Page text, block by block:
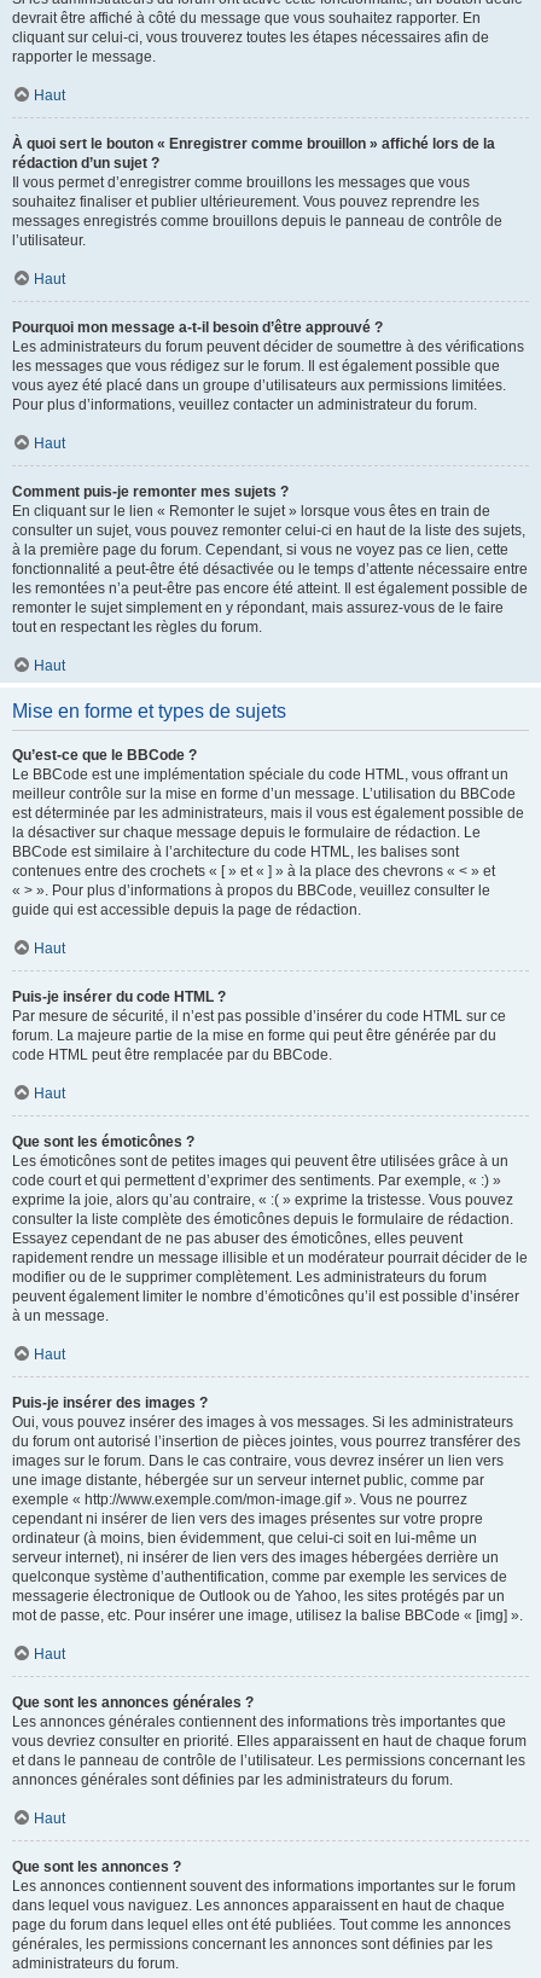
devrait être affiché à côté du message que vous souhaitez rapporter. En
cliquant sur celui-ci, vous trouverez toutes les étapes nécessaires afin de
rapporter le message.
Haut
À quoi sert le bouton « Enregistrer comme brouillon » affiché lors de la
rédaction d’un sujet ?
Il vous permet d’enregistrer comme brouillons les messages que vous
souhaitez finaliser et publier ultérieurement. Vous pouvez reprendre les
messages enregistrés comme brouillons depuis le panneau de contrôle de
l’utilisateur.
Haut
Pourquoi mon message a-t-il besoin d’être approuvé ?
Les administrateurs du forum peuvent décider de soumettre à des vérifications
les messages que vous rédigez sur le forum. Il est également possible que
vous ayez été placé dans un groupe d’utilisateurs aux permissions limitées.
Pour plus d’informations, veuillez contacter un administrateur du forum.
Haut
Comment puis-je remonter mes sujets ?
En cliquant sur le lien « Remonter le sujet » lorsque vous êtes en train de
consulter un sujet, vous pouvez remonter celui-ci en haut de la liste des sujets,
à la première page du forum. Cependant, si vous ne voyez pas ce lien, cette
fonctionnalité a peut-être été désactivée ou le temps d’attente nécessaire entre
les remontées n’a peut-être pas encore été atteint. Il est également possible de
remonter le sujet simplement en y répondant, mais assurez-vous de le faire
tout en respectant les règles du forum.
Haut
Mise en forme et types de sujets
Qu’est-ce que le BBCode ?
Le BBCode est une implémentation spéciale du code HTML, vous offrant un
meilleur contrôle sur la mise en forme d’un message. L’utilisation du BBCode
est déterminée par les administrateurs, mais il vous est également possible de
la désactiver sur chaque message depuis le formulaire de rédaction. Le
BBCode est similaire à l’architecture du code HTML, les balises sont
contenues entre des crochets « [ » et « ] » à la place des chevrons « < » et
« > ». Pour plus d’informations à propos du BBCode, veuillez consulter le
guide qui est accessible depuis la page de rédaction.
Haut
Puis-je insérer du code HTML ?
Par mesure de sécurité, il n’est pas possible d’insérer du code HTML sur ce
forum. La majeure partie de la mise en forme qui peut être générée par du
code HTML peut être remplacée par du BBCode.
Haut
Que sont les émoticônes ?
Les émoticônes sont de petites images qui peuvent être utilisées grâce à un
code court et qui permettent d’exprimer des sentiments. Par exemple, « :) »
exprime la joie, alors qu’au contraire, « :( » exprime la tristesse. Vous pouvez
consulter la liste complète des émoticônes depuis le formulaire de rédaction.
Essayez cependant de ne pas abuser des émoticônes, elles peuvent
rapidement rendre un message illisible et un modérateur pourrait décider de le
modifier ou de le supprimer complètement. Les administrateurs du forum
peuvent également limiter le nombre d’émoticônes qu’il est possible d’insérer
à un message.
Haut
Puis-je insérer des images ?
Oui, vous pouvez insérer des images à vos messages. Si les administrateurs
du forum ont autorisé l’insertion de pièces jointes, vous pourrez transférer des
images sur le forum. Dans le cas contraire, vous devrez insérer un lien vers
une image distante, hébergée sur un serveur internet public, comme par
exemple « http://www.exemple.com/mon-image.gif ». Vous ne pourrez
cependant ni insérer de lien vers des images présentes sur votre propre
ordinateur (à moins, bien évidemment, que celui-ci soit en lui-même un
serveur internet), ni insérer de lien vers des images hébergées derrière un
quelconque système d’authentification, comme par exemple les services de
messagerie électronique de Outlook ou de Yahoo, les sites protégés par un
mot de passe, etc. Pour insérer une image, utilisez la balise BBCode « [img] ».
Haut
Que sont les annonces générales ?
Les annonces générales contiennent des informations très importantes que
vous devriez consulter en priorité. Elles apparaissent en haut de chaque forum
et dans le panneau de contrôle de l’utilisateur. Les permissions concernant les
annonces générales sont définies par les administrateurs du forum.
Haut
Que sont les annonces ?
Les annonces contiennent souvent des informations importantes sur le forum
dans lequel vous naviguez. Les annonces apparaissent en haut de chaque
page du forum dans lequel elles ont été publiées. Tout comme les annonces
générales, les permissions concernant les annonces sont définies par les
administrateurs du forum.